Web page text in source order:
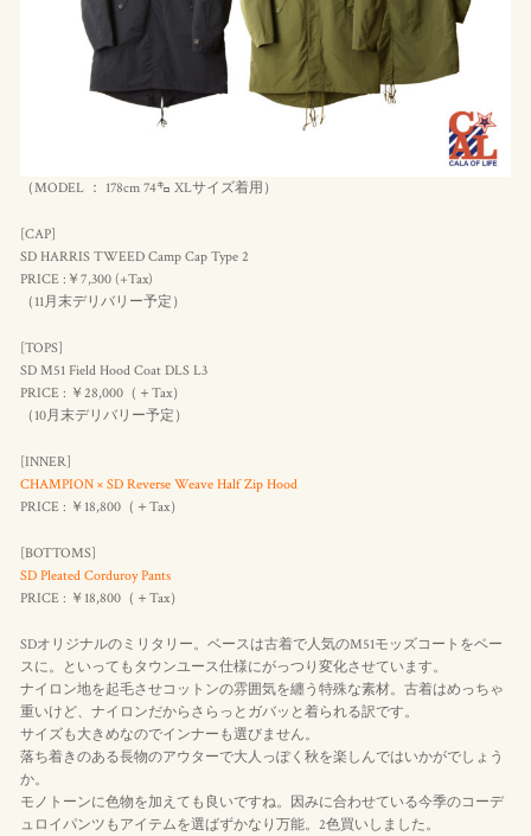
（MODEL ： 178cm 74㌔ XLサイズ着用）
[CAP]
SD HARRIS TWEED Camp Cap Type 2
PRICE :￥7,300 (+Tax)
（11月末デリバリー予定）
[TOPS]
SD M51 Field Hood Coat DLS L3
PRICE : ￥28,000（＋Tax）
（10月末デリバリー予定）
[INNER]
CHAMPION × SD Reverse Weave Half Zip Hood
PRICE : ￥18,800（＋Tax）
[BOTTOMS]
SD Pleated Corduroy Pants
PRICE : ￥18,800（＋Tax）
SDオリジナルのミリタリー。ベースは古着で人気のM51モッズコートをベー
スに。といってもタウンユース仕様にがっつり変化させています。
ナイロン地を起毛させコットンの雰囲気を纏う特殊な素材。古着はめっちゃ
重いけど、ナイロンだからさらっとガバッと着られる訳です。
サイズも大きめなのでインナーも選びません。
落ち着きのある長物のアウターで大人っぽく秋を楽しんではいかがでしょう
か。
モノトーンに色物を加えても良いですね。因みに合わせている今季のコーデ
ュロイパンツもアイテムを選ばずかなり万能。2色買いしました。